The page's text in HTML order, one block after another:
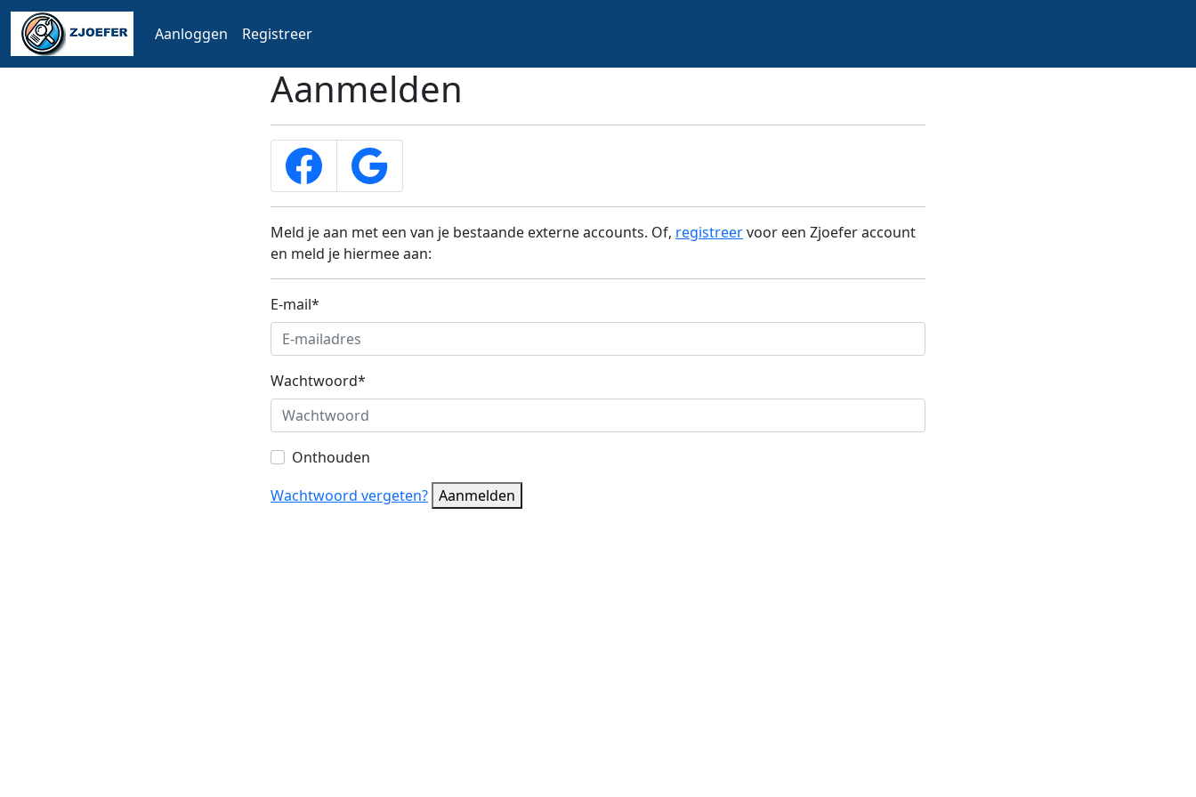
Aanloggen Registreer
Aanmelden
Meld je aan met een van je bestaande externe accounts. Of, registreervoor een Zjoefer account
en meld je hiermee aan:
E-mail*
Wachtwoord*
Onthouden
Wachtwoord vergeten? Aanmelden